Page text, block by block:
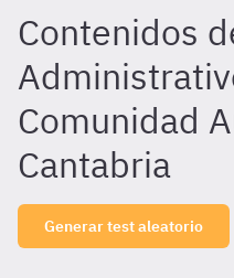
Contenidos
Comunidad
Cantabria
Generar test aleatorio